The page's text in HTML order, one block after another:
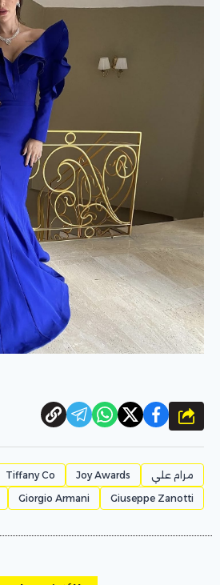
شارك
مرام علي Joy Awards
Tiffany Co
Giuseppe Zanotti
Giorgio Armani